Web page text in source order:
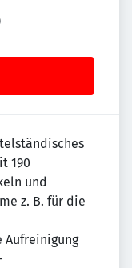
190
und
z. B. für die
Aufreinigung